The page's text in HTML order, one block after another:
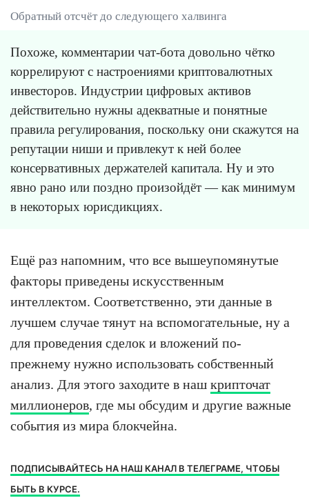
Обратный отсчёт до следующего халвинга
Похоже, комментарии чат-бота довольно чётко
коррелируют с настроениями криптовалютных
инвесторов. Индустрии цифровых активов
действительно нужны адекватные и понятные
правила регулирования, поскольку они скажутся на
репутации ниши и привлекут к ней более
консервативных держателей капитала. Ну и это
явно рано или поздно произойдёт — как минимум
в некоторых юрисдикциях.
Ещё раз напомним, что все вышеупомянутые
факторы приведены искусственным
интеллектом. Соответственно, эти данные в
лучшем случае тянут на вспомогательные, ну а
для проведения сделок и вложений по-
прежнему нужно использовать собственный
анализ. Для этого заходите в наш крипточат
миллионеров, где мы обсудим и другие важные
события из мира блокчейна.
ПОДПИСЫВАЙТЕСЬ НА НАШ КАНАЛ В ТЕЛЕГРАМЕ, ЧТОБЫ
БЫТЬ В КУРСЕ.